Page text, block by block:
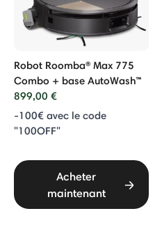
Robot Roomba® Max 775
Combo + base AutoWash™
899,00 €
-100€ avec le code
"100OFF"
Acheter
maintenant